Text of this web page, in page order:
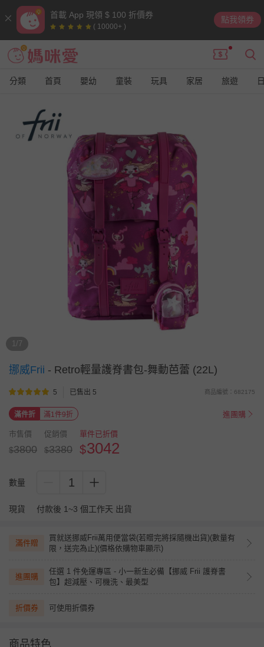
首載 App 現領 $ 100 折價券
( 10000+ )
點我領券
分類 首頁 嬰幼 童裝 玩具 家居 旅遊
1/7
挪威Frii - Retro輕量護脊書包-舞動芭蕾 (22L)
5 已售出 5 商品編號：682175
滿件折 滿1件9折 進團購
市售價
$3800
促銷價
$3380
單件已折價
$3042
數量 1
現貨 付款後 1~3 個工作天 出貨
滿件贈
買就送挪威Frii萬用便當袋(若贈完將採隨機出貨)(數量有
限，送完為止)(價格依購物車顯示)
進團購
任選 1 件免運專區 - 小一新生必備【挪威 Frii 護脊書
包】超減壓、可機洗、最美型
折價券 可使用折價券
商品特色